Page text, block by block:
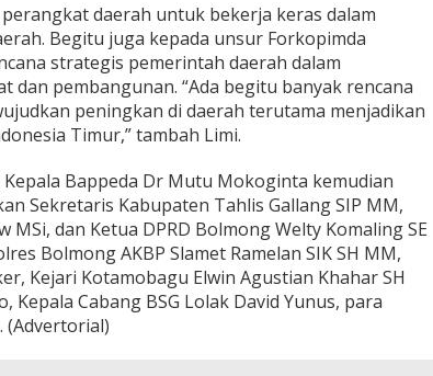
daerah untuk bekerja keras dalam
Begitu juga kepada unsur Forkopimda
strategis pemerintah daerah dalam
dan pembangunan. “Ada begitu banyak rencana
peningkan di daerah terutama menjadikan
Timur,” tambah Limi.
Bappeda Dr Mutu Mokoginta kemudian
Sekretaris Kabupaten Tahlis Gallang SIP MM,
dan Ketua DPRD Bolmong Welty Komaling SE
Bolmong AKBP Slamet Ramelan SIK SH MM,
Kejari Kotamobagu Elwin Agustian Khahar SH
Kepala Cabang BSG Lolak David Yunus, para
(Advertorial)